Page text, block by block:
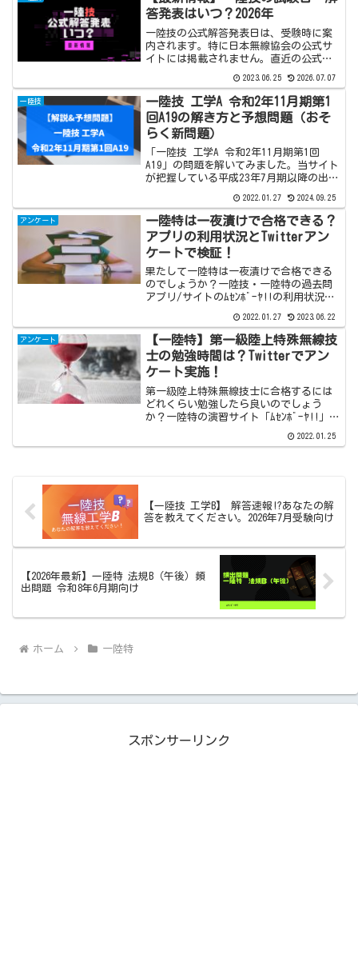
直前に見直すのも良いで...
答発表はいつ？2026年
一陸技の公式解答発表日は、受験時に案
内されます。特に日本無線協会の公式サ
イトには掲載されません。直近の公式解
知らせします。【関連】二陸技の解答発
表はいつ？ 一陸特の解答発表はいつ？一
陸技の試験日・公式解答...
2023.06.25 2026.07.07
一陸技
一陸技 工学A 令和2年11月期第1
回A19の解き方と予想問題（おそ
らく新問題）
「一陸技 工学A 令和2年11月期第1回
A19」の問題を解いてみました。当サイト
が把握している平成23年7月期以降の出題
す。【追記】その後、令和5年01月期第2
回でも出題されました。なお、本記事の
図や解説は...
2022.01.27 2024.09.25
アンケート
一陸特は一夜漬けで合格できる？
アプリの利用状況とTwitterアン
ケートで検証！
果たして一陸特は一夜漬けで合格できる
のでしょうか？一陸技・一陸特の過去問
アプリ/サイトのﾑｾﾝﾎﾞｰﾔ!!の利用状況を
施したアンケートをご紹介します。一陸
特アプリのﾑｾﾝﾎﾞｰﾔ!!の利用状況は？前日
から...
2022.01.27 2023.06.22
アンケート
【一陸特】第一級陸上特殊無線技
士の勉強時間は？Twitterでアン
ケート実施！
第一級陸上特殊無線技士に合格するには
どれくらい勉強したら良いのでしょう
か？一陸特の演習サイト「ﾑｾﾝﾎﾞｰﾔ!!」が
ートを取ってみました。勉強時間そのも
2022.01.25
【一陸技 工学B】 解答速報!?あなたの解
答を教えてください。2026年7月受験向け
【2026年最新】一陸特 法規B（午後）頻
出問題 令和8年6月期向け
ホーム 一陸特
スポンサーリンク